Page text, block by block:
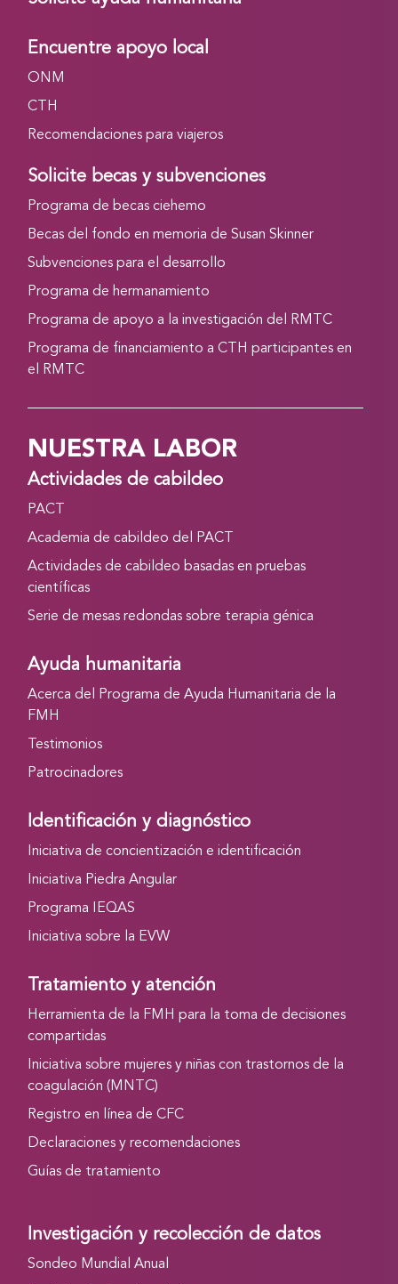
Encuentre apoyo local
ONM
CTH
Recomendaciones para viajeros
Solicite becas y subvenciones
Programa de becas ciehemo
Becas del fondo en memoria de Susan Skinner
Subvenciones para el desarrollo
Programa de hermanamiento
Programa de apoyo a la investigación del RMTC
Programa de financiamiento a CTH participantes en
el RMTC
NUESTRA LABOR
Actividades de cabildeo
PACT
Academia de cabildeo del PACT
Actividades de cabildeo basadas en pruebas
científicas
Serie de mesas redondas sobre terapia génica
Ayuda humanitaria
Acerca del Programa de Ayuda Humanitaria de la
FMH
Testimonios
Patrocinadores
Identificación y diagnóstico
Iniciativa de concientización e identificación
Iniciativa Piedra Angular
Programa IEQAS
Iniciativa sobre la EVW
Tratamiento y atención
Herramienta de la FMH para la toma de decisiones
compartidas
Iniciativa sobre mujeres y niñas con trastornos de la
coagulación (MNTC)
Registro en línea de CFC
Declaraciones y recomendaciones
Guías de tratamiento
Investigación y recolección de datos
Sondeo Mundial Anual